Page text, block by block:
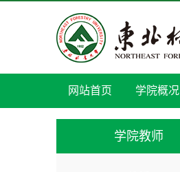
网站首页 学院概况
学院教师